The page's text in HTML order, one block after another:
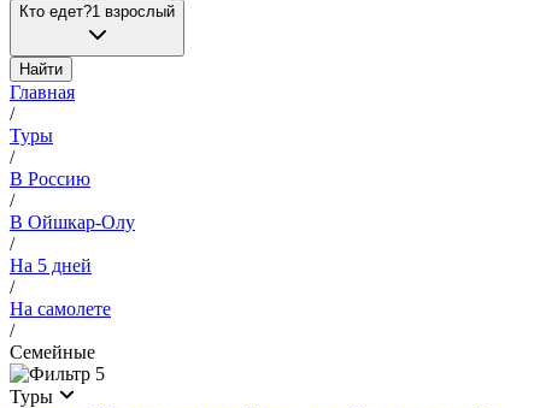
Кто едет?1 взрослый
Найти
Главная
/
Туры
/
В Россию
/
В Ойшкар-Олу
/
На 5 дней
/
На самолете
/
Семейные
5
Туры